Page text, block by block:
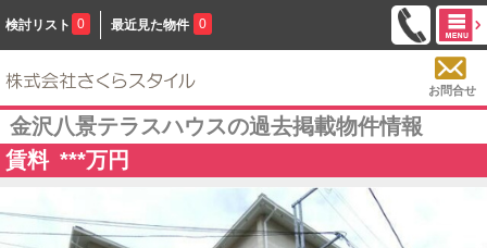
検討リスト 0 最近見た物件 0
お問合せ
金沢八景テラスハウスの過去掲載物件情報
賃料 ***万円